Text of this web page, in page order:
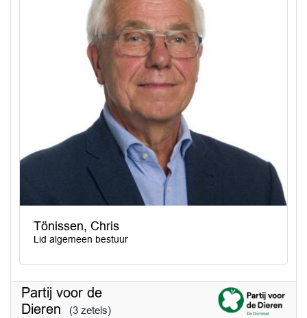
Tönissen, Chris
Lid algemeen bestuur
Partij voor de
Dieren
(3 zetels)